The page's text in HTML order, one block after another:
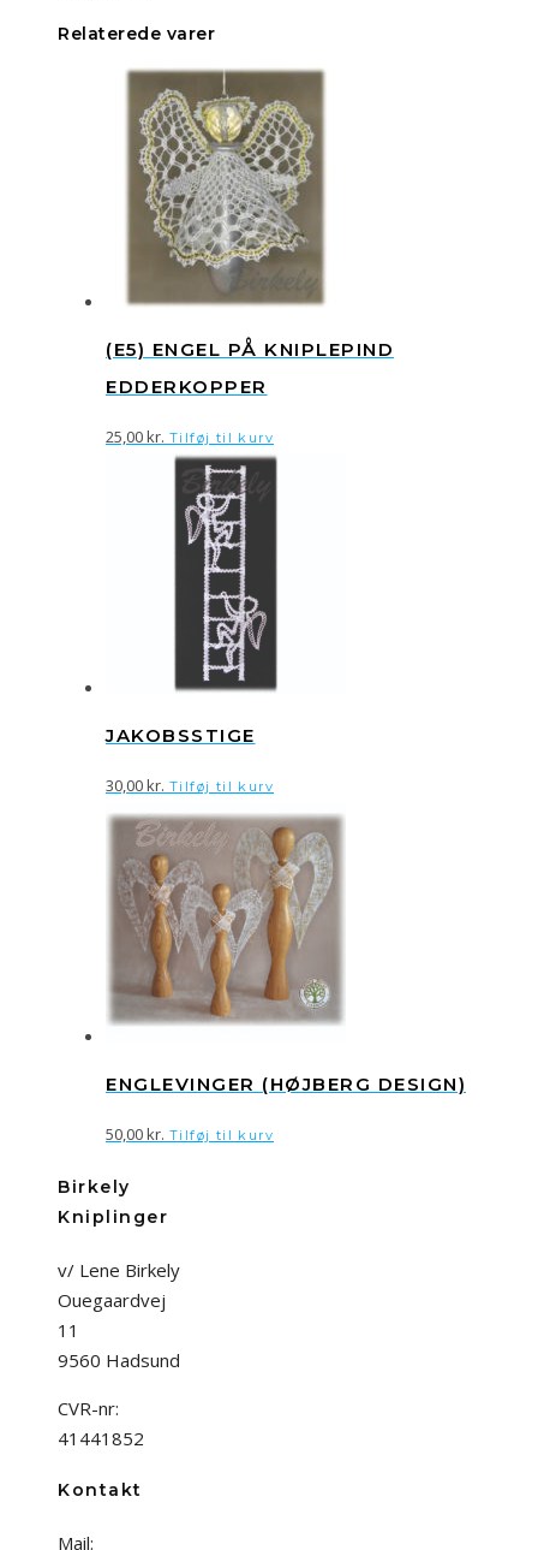
Relaterede varer
(E5) ENGEL PÅ KNIPLEPIND
EDDERKOPPER
25,00kr. Tilføj til kurv
JAKOBSSTIGE
30,00kr. Tilføj til kurv
ENGLEVINGER (HØJBERG DESIGN)
50,00kr. Tilføj til kurv
Birkely
Kniplinger
v/ Lene Birkely
Ouegaardvej
11
9560 Hadsund
CVR-nr:
41441852
Kontakt
Mail: